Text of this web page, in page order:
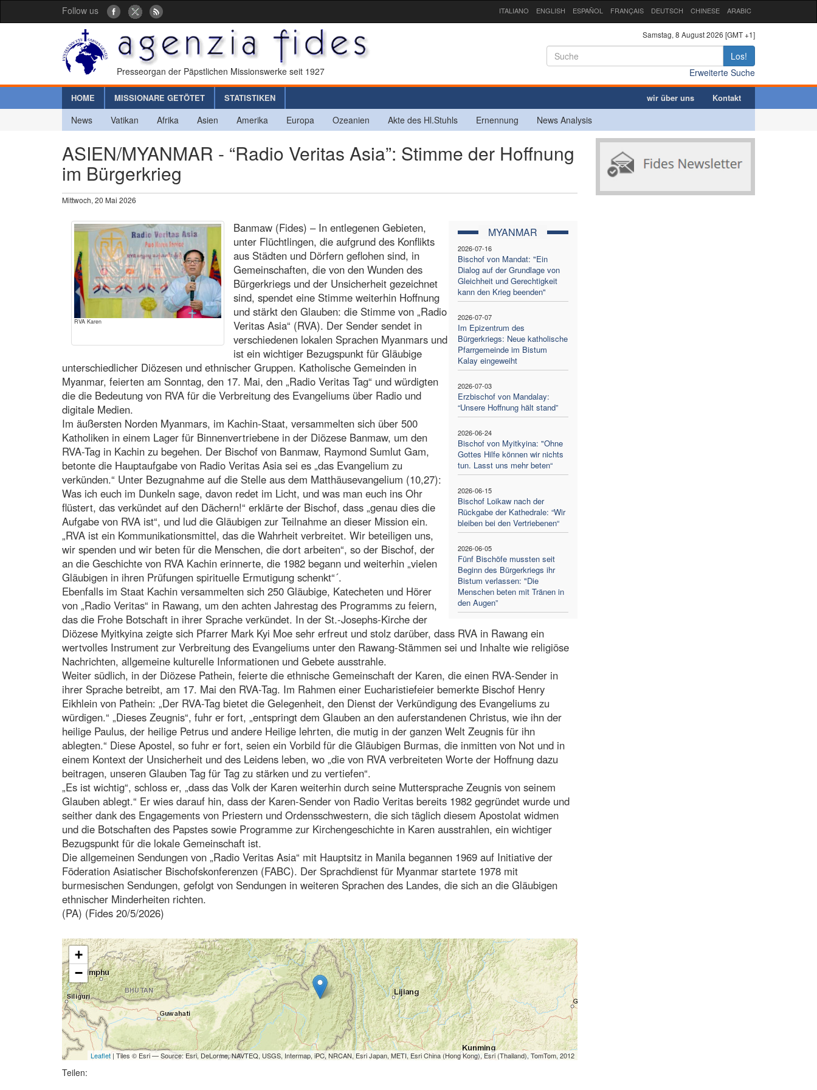
Follow us ITALIANO ENGLISH ESPAÑOL FRANÇAIS DEUTSCH CHINESE ARABIC
Presseorgan der Päpstlichen Missionswerke seit 1927
Samstag, 8 August 2026 [GMT +1]
Los!
Erweiterte Suche
HOME MISSIONARE GETÖTET STATISTIKEN wir über uns Kontakt
News Vatikan Afrika Asien Amerika Europa Ozeanien Akte des Hl.Stuhls Ernennung News Analysis
ASIEN/MYANMAR - “Radio Veritas Asia”: Stimme der Hoffnung
im Bürgerkrieg
Mittwoch, 20 Mai 2026
RVA Karen
MYANMAR
2026-07-16
Bischof von Mandat: "Ein
Dialog auf der Grundlage von
Gleichheit und Gerechtigkeit
kann den Krieg beenden"
2026-07-07
Im Epizentrum des
Bürgerkriegs: Neue katholische
Pfarrgemeinde im Bistum
Kalay eingeweiht
2026-07-03
Erzbischof von Mandalay:
“Unsere Hoffnung hält stand”
2026-06-24
Bischof von Myitkyina: "Ohne
Gottes Hilfe können wir nichts
tun. Lasst uns mehr beten“
2026-06-15
Bischof Loikaw nach der
Rückgabe der Kathedrale: “Wir
bleiben bei den Vertriebenen“
2026-06-05
Fünf Bischöfe mussten seit
Beginn des Bürgerkriegs ihr
Bistum verlassen: "Die
Menschen beten mit Tränen in
den Augen”
Banmaw (Fides) – In entlegenen Gebieten,
unter Flüchtlingen, die aufgrund des Konflikts
aus Städten und Dörfern geflohen sind, in
Gemeinschaften, die von den Wunden des
Bürgerkriegs und der Unsicherheit gezeichnet
sind, spendet eine Stimme weiterhin Hoffnung
und stärkt den Glauben: die Stimme von „Radio
Veritas Asia“ (RVA). Der Sender sendet in
verschiedenen lokalen Sprachen Myanmars und
ist ein wichtiger Bezugspunkt für Gläubige
unterschiedlicher Diözesen und ethnischer Gruppen. Katholische Gemeinden in
Myanmar, feierten am Sonntag, den 17. Mai, den „Radio Veritas Tag“ und würdigten
die die Bedeutung von RVA für die Verbreitung des Evangeliums über Radio und
digitale Medien.
Im äußersten Norden Myanmars, im Kachin-Staat, versammelten sich über 500
Katholiken in einem Lager für Binnenvertriebene in der Diözese Banmaw, um den
RVA-Tag in Kachin zu begehen. Der Bischof von Banmaw, Raymond Sumlut Gam,
betonte die Hauptaufgabe von Radio Veritas Asia sei es „das Evangelium zu
verkünden.“ Unter Bezugnahme auf die Stelle aus dem Matthäusevangelium (10,27):
Was ich euch im Dunkeln sage, davon redet im Licht, und was man euch ins Ohr
flüstert, das verkündet auf den Dächern!“ erklärte der Bischof, dass „genau dies die
Aufgabe von RVA ist“, und lud die Gläubigen zur Teilnahme an dieser Mission ein.
„RVA ist ein Kommunikationsmittel, das die Wahrheit verbreitet. Wir beteiligen uns,
wir spenden und wir beten für die Menschen, die dort arbeiten“, so der Bischof, der
an die Geschichte von RVA Kachin erinnerte, die 1982 begann und weiterhin „vielen
Gläubigen in ihren Prüfungen spirituelle Ermutigung schenkt“´.
Ebenfalls im Staat Kachin versammelten sich 250 Gläubige, Katecheten und Hörer
von „Radio Veritas“ in Rawang, um den achten Jahrestag des Programms zu feiern,
das die Frohe Botschaft in ihrer Sprache verkündet. In der St.-Josephs-Kirche der
Diözese Myitkyina zeigte sich Pfarrer Mark Kyi Moe sehr erfreut und stolz darüber, dass RVA in Rawang ein
wertvolles Instrument zur Verbreitung des Evangeliums unter den Rawang-Stämmen sei und Inhalte wie religiöse
Nachrichten, allgemeine kulturelle Informationen und Gebete ausstrahle.
Weiter südlich, in der Diözese Pathein, feierte die ethnische Gemeinschaft der Karen, die einen RVA-Sender in
ihrer Sprache betreibt, am 17. Mai den RVA-Tag. Im Rahmen einer Eucharistiefeier bemerkte Bischof Henry
Eikhlein von Pathein: „Der RVA-Tag bietet die Gelegenheit, den Dienst der Verkündigung des Evangeliums zu
würdigen.“ „Dieses Zeugnis“, fuhr er fort, „entspringt dem Glauben an den auferstandenen Christus, wie ihn der
heilige Paulus, der heilige Petrus und andere Heilige lehrten, die mutig in der ganzen Welt Zeugnis für ihn
ablegten.“ Diese Apostel, so fuhr er fort, seien ein Vorbild für die Gläubigen Burmas, die inmitten von Not und in
einem Kontext der Unsicherheit und des Leidens leben, wo „die von RVA verbreiteten Worte der Hoffnung dazu
beitragen, unseren Glauben Tag für Tag zu stärken und zu vertiefen“.
„Es ist wichtig“, schloss er, „dass das Volk der Karen weiterhin durch seine Muttersprache Zeugnis von seinem
Glauben ablegt.“ Er wies darauf hin, dass der Karen-Sender von Radio Veritas bereits 1982 gegründet wurde und
seither dank des Engagements von Priestern und Ordensschwestern, die sich täglich diesem Apostolat widmen
und die Botschaften des Papstes sowie Programme zur Kirchengeschichte in Karen ausstrahlen, ein wichtiger
Bezugspunkt für die lokale Gemeinschaft ist.
Die allgemeinen Sendungen von „Radio Veritas Asia“ mit Hauptsitz in Manila begannen 1969 auf Initiative der
Föderation Asiatischer Bischofskonferenzen (FABC). Der Sprachdienst für Myanmar startete 1978 mit
burmesischen Sendungen, gefolgt von Sendungen in weiteren Sprachen des Landes, die sich an die Gläubigen
ethnischer Minderheiten richten.
(PA) (Fides 20/5/2026)
+
−
Leaflet| Tiles © Esri — Source: Esri, DeLorme, NAVTEQ, USGS, Intermap, iPC, NRCAN, Esri Japan, METI, Esri China (Hong Kong), Esri (Thailand), TomTom, 2012
Teilen: